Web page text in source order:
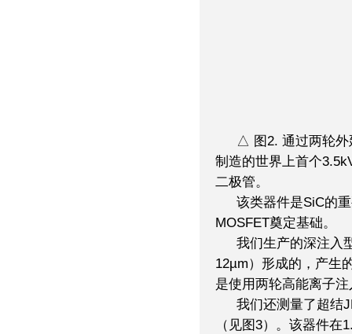
△ 图2. 通过两轮外
制造的世界上首个
二极管。
该类器件是SiC的
MOSFET奠定基础。
我们生产的深注入
12µm）形成的，产生
是使用两轮高能离子
我们还测量了超结
（见图3）。该器件